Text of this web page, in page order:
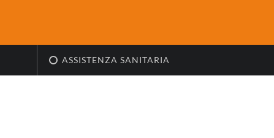
ASSISTENZA SANITARIA